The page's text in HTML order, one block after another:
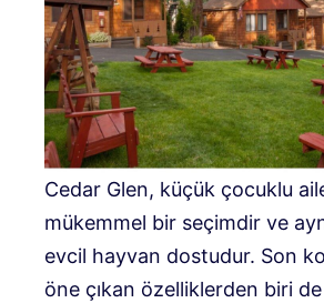
Cedar Glen, küçük çocuklu
mükemmel bir seçimdir ve
evcil hayvan dostudur. Son
öne çıkan özelliklerden biri